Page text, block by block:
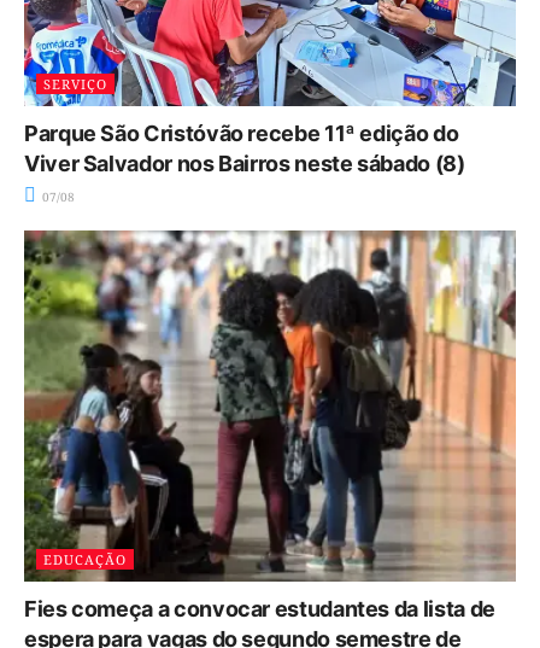
SERVIÇO
Parque São Cristóvão recebe 11ª edição do
Viver Salvador nos Bairros neste sábado (8)
07/08
EDUCAÇÃO
Fies começa a convocar estudantes da lista de
espera para vagas do segundo semestre de